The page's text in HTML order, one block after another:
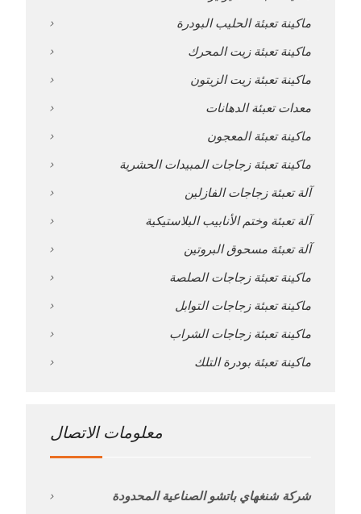
ماكينة تعبئة الحليب البودرة
ماكينة تعبئة زيت المحرك
ماكينة تعبئة زيت الزيتون
معدات تعبئة الدهانات
ماكينة تعبئة المعجون
ماكينة تعبئة زجاجات المبيدات الحشرية
آلة تعبئة زجاجات الفازلين
آلة تعبئة وختم الأنابيب البلاستيكية
آلة تعبئة مسحوق البروتين
ماكينة تعبئة زجاجات الصلصة
ماكينة تعبئة زجاجات التوابل
ماكينة تعبئة زجاجات الشراب
ماكينة تعبئة بودرة التلك
معلومات الاتصال
شركة شنغهاي باتشو الصناعية المحدودة